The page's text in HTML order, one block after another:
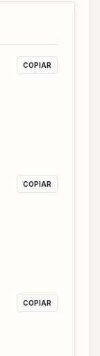
COPIAR
COPIAR
COPIAR